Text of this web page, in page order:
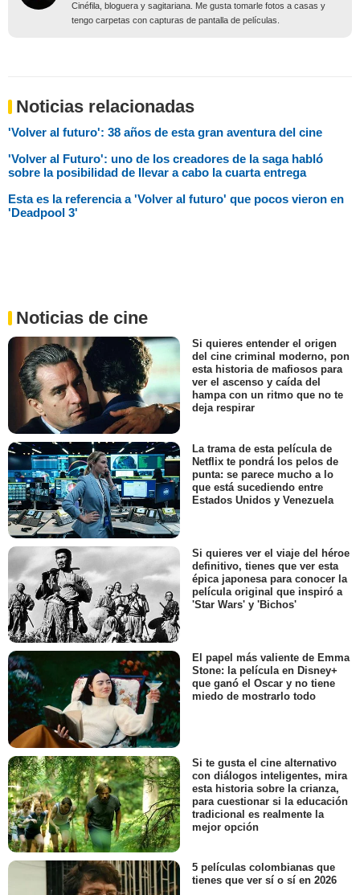
Cinéfila, bloguera y sagitariana. Me gusta tomarle fotos a casas y
tengo carpetas con capturas de pantalla de películas.
Noticias relacionadas
'Volver al futuro': 38 años de esta gran aventura del cine
'Volver al Futuro': uno de los creadores de la saga habló
sobre la posibilidad de llevar a cabo la cuarta entrega
Esta es la referencia a 'Volver al futuro' que pocos vieron en
'Deadpool 3'
Noticias de cine
Si quieres entender el origen
del cine criminal moderno, pon
esta historia de mafiosos para
ver el ascenso y caída del
hampa con un ritmo que no te
deja respirar
La trama de esta película de
Netflix te pondrá los pelos de
punta: se parece mucho a lo
que está sucediendo entre
Estados Unidos y Venezuela
Si quieres ver el viaje del héroe
definitivo, tienes que ver esta
épica japonesa para conocer la
película original que inspiró a
'Star Wars' y 'Bichos'
El papel más valiente de Emma
Stone: la película en Disney+
que ganó el Oscar y no tiene
miedo de mostrarlo todo
Si te gusta el cine alternativo
con diálogos inteligentes, mira
esta historia sobre la crianza,
para cuestionar si la educación
tradicional es realmente la
mejor opción
5 películas colombianas que
tienes que ver sí o sí en 2026